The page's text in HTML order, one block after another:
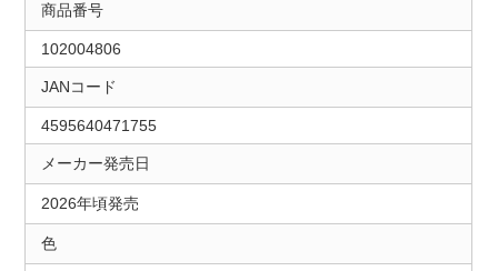
商品番号
102004806
JANコード
4595640471755
メーカー発売日
2026年頃発売
色